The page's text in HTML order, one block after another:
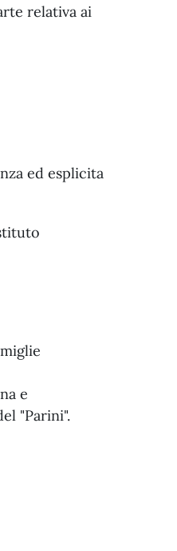
relativa ai
ed esplicita
e
"Parini".